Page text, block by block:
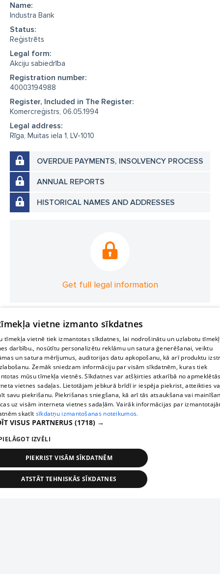
Name:
Industra Bank
Status:
Reģistrēts
Legal form:
Akciju sabiedrība
Registration number:
40003194988
Register, Included in The Register:
Komercreģistrs, 06.05.1994
Legal address:
Rīga, Muitas iela 1, LV-1010
OVERDUE PAYMENTS, INSOLVENCY PROCESS
ANNUAL REPORTS
HISTORICAL NAMES AND ADDRESSES
Get full legal information
vietne izmanto sīkdatnes
tīmekļa vietnē tiek izmantotas sīkdatnes, lai nodrošinātu un uzlabotu
darbību., nosūtītu personalizētu reklāmu un satura ģenerēšanai, veiktu
un satura mērījumus, auditorijas datu apkopošanu, kā arī produktu
Zemāk sniedzam informāciju par visām sīkdatnēm, kuras tiek
mūsu tīmekļa vietnēs. Sīkdatnes var atšķirties atkarībā no
vietnes sadaļas. Lietotājam jebkurā brīdī ir iespēja piekrist, atteikties
savu piekrišanu. Piekrišanas sniegšana, kā arī tās atsaukšana vai
uz visām interneta vietnes sadaļām. Vairāk informācijas par
skatīt sīkdatņu izmantošanas noteikumos.
VISUS PARTNERUS (1718) →
IZVĒLI
PIEKRIST VISĀM SĪKDATNĒM
ATSTĀT TEHNISKĀS SĪKDATNES